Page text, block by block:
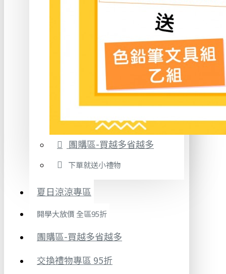
團購區-買越多省越多
下單就送小禮物
夏日涼涼專區
開學大放價 全區95折
團購區-買越多省越多
交換禮物專區 95折